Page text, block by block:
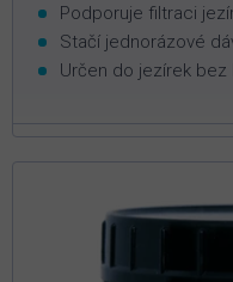
Podporuje filtraci
Stačí jednorázové
Určen do jezírek bez